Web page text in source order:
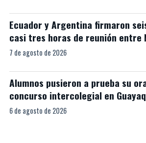
Ecuador y Argentina firmaron
casi tres horas de reunión entre
7 de agosto de 2026
Alumnos pusieron a prueba su
concurso intercolegial en
6 de agosto de 2026